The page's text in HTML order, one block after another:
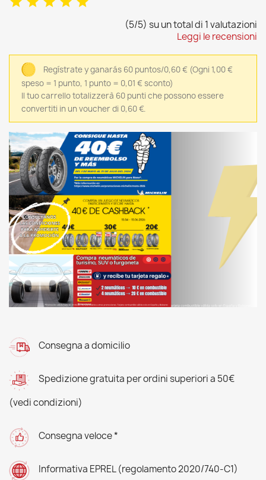
(5/5) su un total di 1 valutazioni
Leggi le recensioni
Regístrate y ganarás 60 puntos/0,60 € (Ogni 1,00 €
speso = 1 punto, 1 punto = 0,01 € sconto)
Il tuo carrello totalizzerà 60 punti che possono essere
convertiti in un voucher di 0,60 €.
Consegna a domicilio
Spedizione gratuita per ordini superiori a 50€
(vedi condizioni)
Consegna veloce *
Informativa EPREL (regolamento 2020/740-C1)